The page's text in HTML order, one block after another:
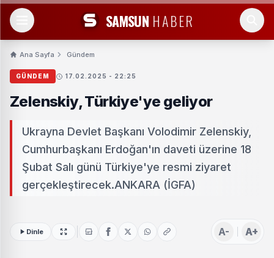
SAMSUN HABER
Ana Sayfa Gündem
GÜNDEM 17.02.2025 - 22:25
Zelenskiy, Türkiye'ye geliyor
Ukrayna Devlet Başkanı Volodimir Zelenskiy,
Cumhurbaşkanı Erdoğan'ın daveti üzerine 18
Şubat Salı günü Türkiye'ye resmi ziyaret
gerçekleştirecek.ANKARA (İGFA)
Dinle A- A+